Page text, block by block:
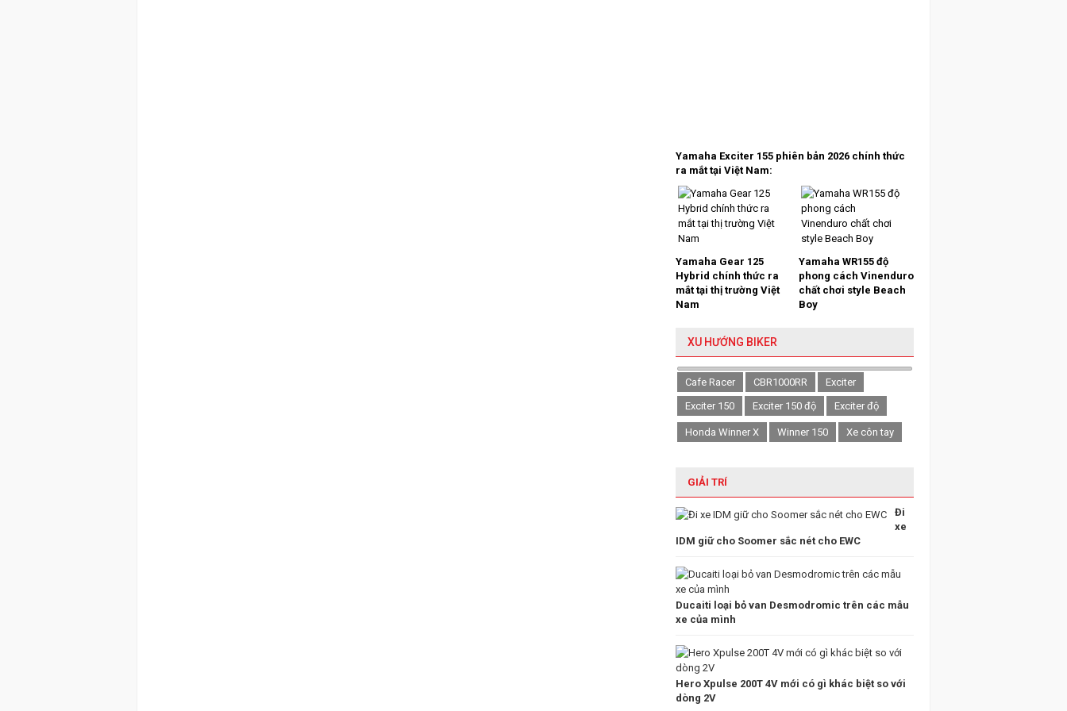
Yamaha Exciter 155 phiên bản 2026 chính thức
ra mắt tại Việt Nam:
Yamaha Gear 125
Hybrid chính thức ra
mắt tại thị trường Việt
Nam
Yamaha WR155 độ
phong cách Vinenduro
chất chơi style Beach
Boy
XU HƯỚNG BIKER
Cafe Racer CBR1000RR
Exciter
Exciter 150
Exciter 150 độ Exciter độ
Honda Winner X Winner 150 Xe côn tay
GIẢI TRÍ
Đi
xe
IDM giữ cho Soomer sắc nét cho EWC
Ducaiti loại bỏ van Desmodromic trên các mẫu
xe của mình
Hero Xpulse 200T 4V mới có gì khác biệt so với
dòng 2V